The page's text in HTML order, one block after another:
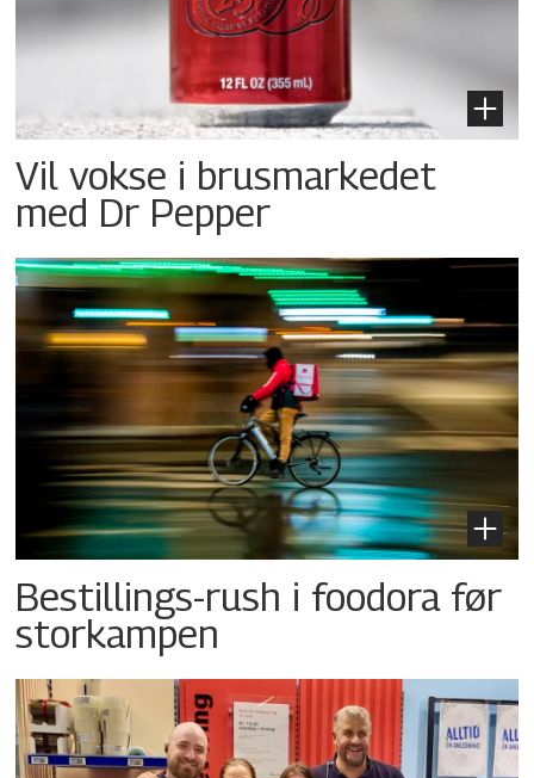
Vil vokse i brusmarkedet
med Dr Pepper
Bestillings-rush i foodora før
storkampen